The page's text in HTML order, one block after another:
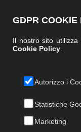
GDPR COOKIE
Il nostro sito
Cookie Policy
Autorizzo i
Statistiche
Marketing